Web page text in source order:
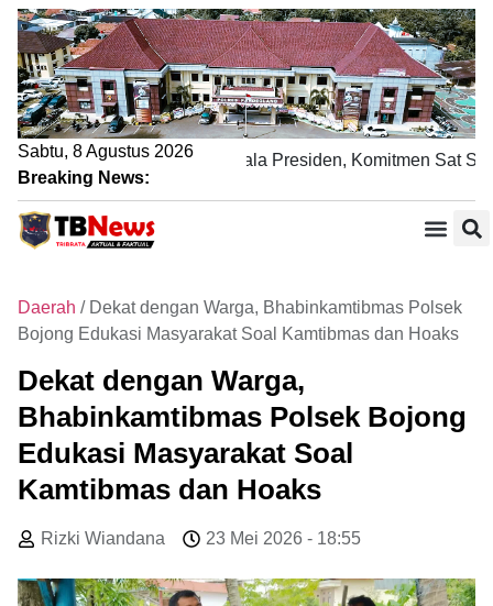
Sabtu, 8 Agustus 2026
Breaking News:
Nobar Final Piala Presiden, Komitmen Sat
Daerah / Dekat dengan Warga, Bhabinkamtibmas Polsek
Bojong Edukasi Masyarakat Soal Kamtibmas dan Hoaks
Dekat dengan Warga,
Bhabinkamtibmas Polsek Bojong
Edukasi Masyarakat Soal
Kamtibmas dan Hoaks
Rizki Wiandana 23 Mei 2026 - 18:55